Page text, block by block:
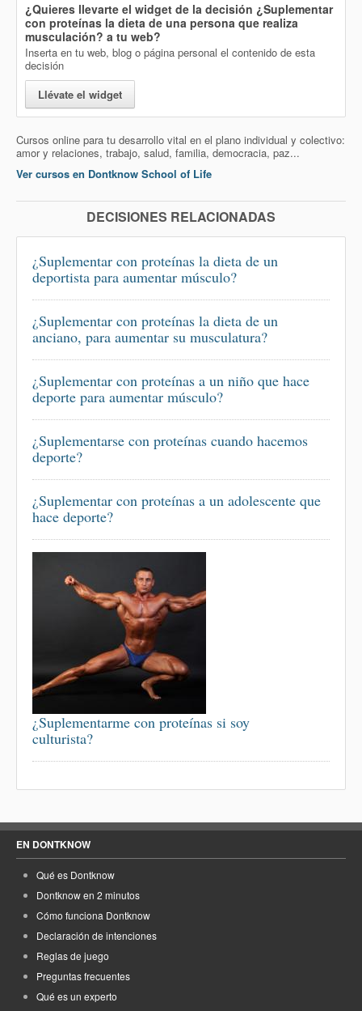
¿Quieres llevarte el widget de la decisión ¿Suplementar
con proteínas la dieta de una persona que realiza
musculación? a tu web?
Inserta en tu web, blog o página personal el contenido de esta
decisión
Llévate el widget
Cursos online para tu desarrollo vital en el plano individual y colectivo:
amor y relaciones, trabajo, salud, familia, democracia, paz...
Ver cursos en Dontknow School of Life
DECISIONES RELACIONADAS
¿Suplementar con proteínas la dieta de un
deportista para aumentar músculo?
¿Suplementar con proteínas la dieta de un
anciano, para aumentar su musculatura?
¿Suplementar con proteínas a un niño que hace
deporte para aumentar músculo?
¿Suplementarse con proteínas cuando hacemos
deporte?
¿Suplementar con proteínas a un adolescente que
hace deporte?
¿Suplementarme con proteínas si soy
culturista?
EN DONTKNOW
Qué es Dontknow
Dontknow en 2 minutos
Cómo funciona Dontknow
Declaración de intenciones
Reglas de juego
Preguntas frecuentes
Qué es un experto